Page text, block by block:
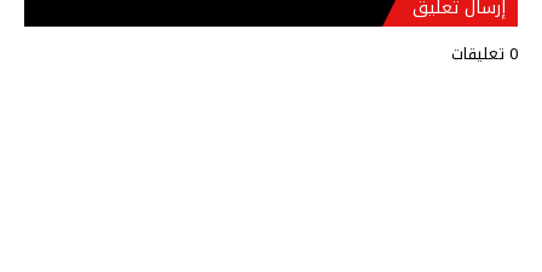
إرسال تعليق
0 تعليقات